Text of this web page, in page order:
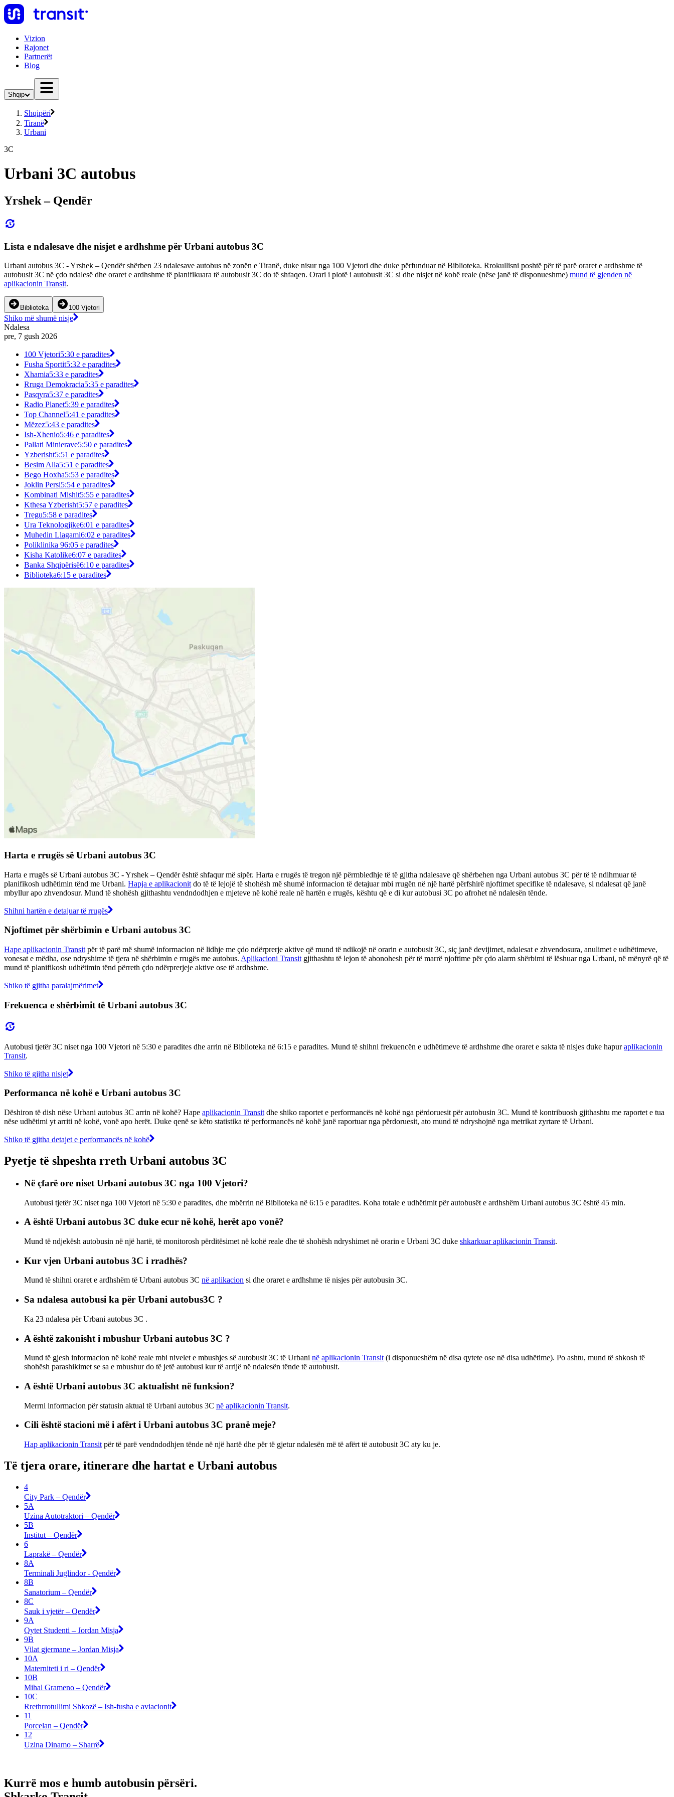
Vizion
Rajonet
Partnerët
Blog
Shqip
Shqipëri
Tiranë
Urbani
3C
Urbani 3C autobus
Yrshek – Qendër
Lista e ndalesave dhe nisjet e ardhshme për Urbani autobus 3C
Urbani autobus 3C - Yrshek – Qendër shërben 23 ndalesave autobus në zonën e Tiranë, duke nisur nga 100 Vjetori dhe duke përfunduar në Biblioteka. Rrokullisni poshtë për të parë oraret e ardhshme të
autobusit 3C në çdo ndalesë dhe oraret e ardhshme të planifikuara të autobusit 3C do të shfaqen. Orari i plotë i autobusit 3C si dhe nisjet në kohë reale (nëse janë të disponueshme) mund të gjenden në
aplikacionin Transit.
Biblioteka 100 Vjetori
Shiko më shumë nisje
Ndalesa
pre, 7 gush 2026
100 Vjetori5:30 e paradites
Fusha Sportit5:32 e paradites
Xhamia5:33 e paradites
Rruga Demokracia5:35 e paradites
Pasqyra5:37 e paradites
Radio Planet5:39 e paradites
Top Channel5:41 e paradites
Mëzez5:43 e paradites
Ish-Xhenio5:46 e paradites
Pallati Minierave5:50 e paradites
Yzberisht5:51 e paradites
Besim Alla5:51 e paradites
Bego Hoxha5:53 e paradites
Joklin Persi5:54 e paradites
Kombinati Mishit5:55 e paradites
Kthesa Yzberisht5:57 e paradites
Tregu5:58 e paradites
Ura Teknologjike6:01 e paradites
Muhedin Llagami6:02 e paradites
Poliklinika 96:05 e paradites
Kisha Katolike6:07 e paradites
Banka Shqipërisë6:10 e paradites
Biblioteka6:15 e paradites
Harta e rrugës së Urbani autobus 3C
Harta e rrugës së Urbani autobus 3C - Yrshek – Qendër është shfaqur më sipër. Harta e rrugës të tregon një përmbledhje të të gjitha ndalesave që shërbehen nga Urbani autobus 3C për të të ndihmuar të
planifikosh udhëtimin tënd me Urbani. Hapja e aplikacionit do të të lejojë të shohësh më shumë informacion të detajuar mbi rrugën në një hartë përfshirë njoftimet specifike të ndalesave, si ndalesat që janë
mbyllur apo zhvendosur. Mund të shohësh gjithashtu vendndodhjen e mjeteve në kohë reale në hartën e rrugës, kështu që e di kur autobusi 3C po afrohet në ndalesën tënde.
Shihni hartën e detajuar të rrugës
Njoftimet për shërbimin e Urbani autobus 3C
Hape aplikacionin Transit për të parë më shumë informacion në lidhje me çdo ndërprerje aktive që mund të ndikojë në orarin e autobusit 3C, siç janë devijimet, ndalesat e zhvendosura, anulimet e udhëtimeve,
vonesat e mëdha, ose ndryshime të tjera në shërbimin e rrugës me autobus. Aplikacioni Transit gjithashtu të lejon të abonohesh për të marrë njoftime për çdo alarm shërbimi të lëshuar nga Urbani, në mënyrë që të
mund të planifikosh udhëtimin tënd përreth çdo ndërprerjeje aktive ose të ardhshme.
Shiko të gjitha paralajmërimet
Frekuenca e shërbimit të Urbani autobus 3C
Autobusi tjetër 3C niset nga 100 Vjetori në 5:30 e paradites dhe arrin në Biblioteka në 6:15 e paradites. Mund të shihni frekuencën e udhëtimeve të ardhshme dhe oraret e sakta të nisjes duke hapuraplikacionin
Transit.
Shiko të gjitha nisjet
Performanca në kohë e Urbani autobus 3C
Dëshiron të dish nëse Urbani autobus 3C arrin në kohë? Hape aplikacionin Transit dhe shiko raportet e performancës në kohë nga përdoruesit për autobusin 3C. Mund të kontribuosh gjithashtu me raportet e tua
nëse udhëtimi yt arriti në kohë, vonë apo herët. Duke qenë se këto statistika të performancës në kohë janë raportuar nga përdoruesit, ato mund të ndryshojnë nga metrikat zyrtare të Urbani.
Shiko të gjitha detajet e performancës në kohë
Pyetje të shpeshta rreth Urbani autobus 3C
Në çfarë ore niset Urbani autobus 3C nga 100 Vjetori?
Autobusi tjetër 3C niset nga 100 Vjetori në 5:30 e paradites, dhe mbërrin në Biblioteka në 6:15 e paradites. Koha totale e udhëtimit për autobusët e ardhshëm Urbani autobus 3C është 45 min.
A është Urbani autobus 3C duke ecur në kohë, herët apo vonë?
Mund të ndjekësh autobusin në një hartë, të monitorosh përditësimet në kohë reale dhe të shohësh ndryshimet në orarin e Urbani 3C duke shkarkuar aplikacionin Transit.
Kur vjen Urbani autobus 3C i rradhës?
Mund të shihni oraret e ardhshëm të Urbani autobus 3C në aplikacion si dhe oraret e ardhshme të nisjes për autobusin 3C.
Sa ndalesa autobusi ka për Urbani autobus3C ?
Ka 23 ndalesa për Urbani autobus 3C .
A është zakonisht i mbushur Urbani autobus 3C ?
Mund të gjesh informacion në kohë reale mbi nivelet e mbushjes së autobusit 3C të Urbani në aplikacionin Transit (i disponueshëm në disa qytete ose në disa udhëtime). Po ashtu, mund të shkosh të
shohësh parashikimet se sa e mbushur do të jetë autobusi kur të arrijë në ndalesën tënde të autobusit.
A është Urbani autobus 3C aktualisht në funksion?
Merrni informacion për statusin aktual të Urbani autobus 3C në aplikacionin Transit.
Cili është stacioni më i afërt i Urbani autobus 3C pranë meje?
Hap aplikacionin Transit për të parë vendndodhjen tënde në një hartë dhe për të gjetur ndalesën më të afërt të autobusit 3C aty ku je.
Të tjera orare, itinerare dhe hartat e Urbani autobus
4
City Park – Qendër
5A
Uzina Autotraktori – Qendër
5B
Institut – Qendër
6
Laprakë – Qendër
8A
Terminali Juglindor - Qendër
8B
Sanatorium – Qendër
8C
Sauk i vjetër – Qendër
9A
Qytet Studenti – Jordan Misja
9B
Vilat gjermane – Jordan Misja
10A
Materniteti i ri – Qendër
10B
Mihal Grameno – Qendër
10C
Rrethrrotullimi Shkozë – Ish-fusha e aviacionit
11
Porcelan – Qendër
12
Uzina Dinamo – Sharrë
Kurrë mos e humb autobusin përsëri.